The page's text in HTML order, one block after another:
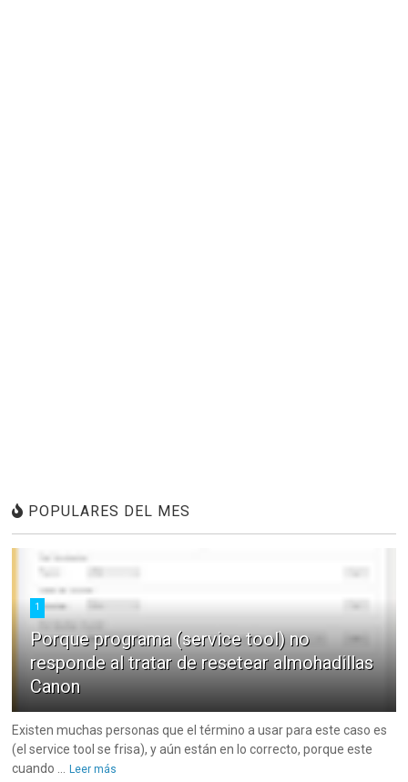
POPULARES DEL MES
1
Porque programa (service tool) no
responde al tratar de resetear almohadillas
Canon
Existen muchas personas que el término a usar para este caso es
(el service tool se frisa), y aún están en lo correcto, porque este
cuando ...
Leer más